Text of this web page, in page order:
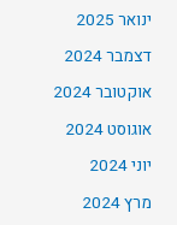
ינואר 2025
דצמבר 2024
אוקטובר 2024
אוגוסט 2024
יוני 2024
מרץ 2024